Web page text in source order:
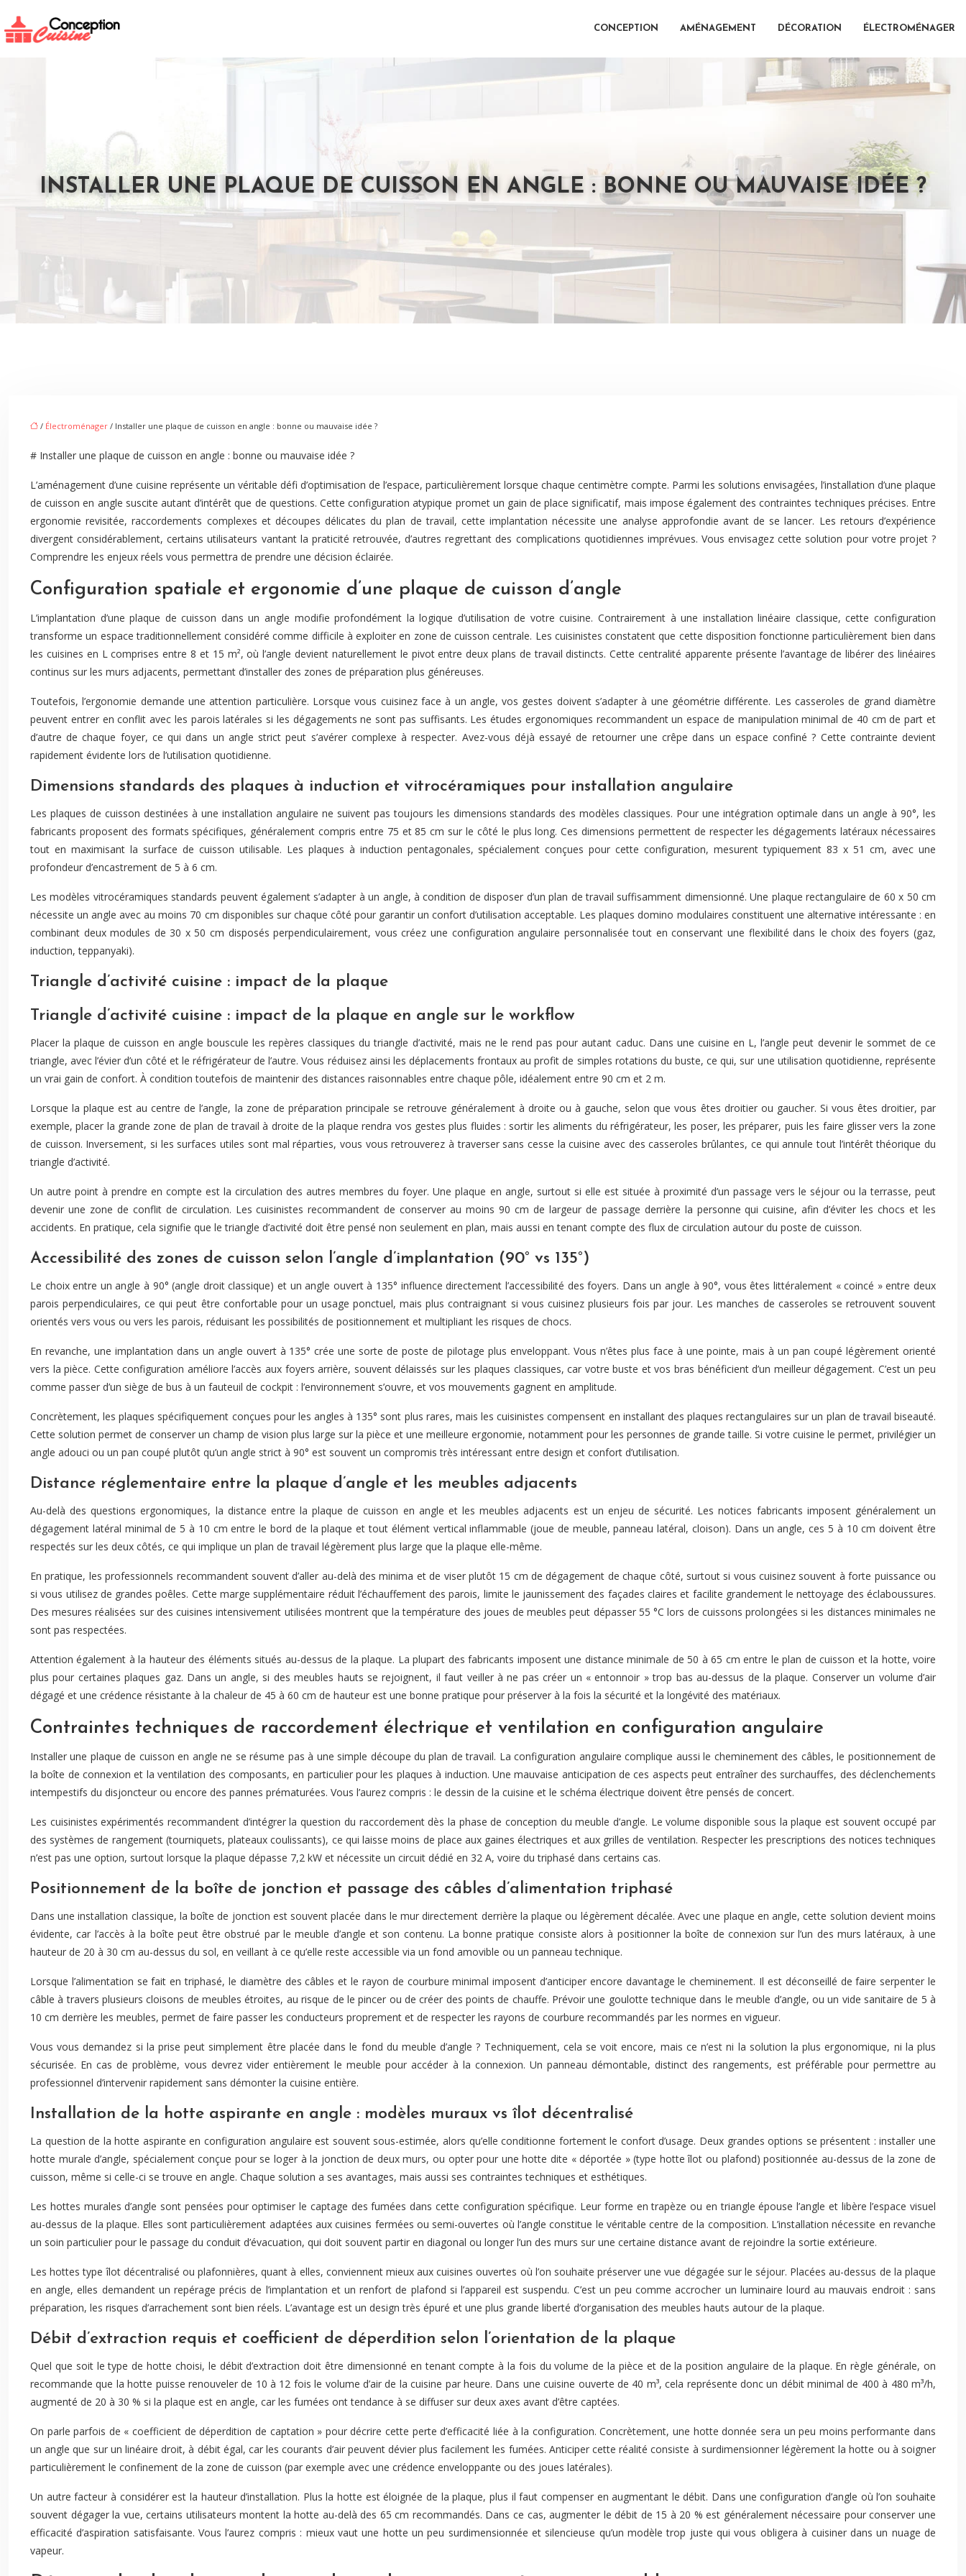
CONCEPTION AMÉNAGEMENT DÉCORATION ÉLECTROMÉNAGER
INSTALLER UNE PLAQUE DE CUISSON EN ANGLE : BONNE OU MAUVAISE IDÉE ?
/ Électroménager / Installer une plaque de cuisson en angle : bonne ou mauvaise idée ?
# Installer une plaque de cuisson en angle : bonne ou mauvaise idée ?
L’aménagement d’une cuisine représente un véritable défi d’optimisation de l’espace, particulièrement lorsque chaque centimètre compte. Parmi les solutions envisagées, l’installation d’une plaque
de cuisson en angle suscite autant d’intérêt que de questions. Cette configuration atypique promet un gain de place significatif, mais impose également des contraintes techniques précises. Entre
ergonomie revisitée, raccordements complexes et découpes délicates du plan de travail, cette implantation nécessite une analyse approfondie avant de se lancer. Les retours d’expérience
divergent considérablement, certains utilisateurs vantant la praticité retrouvée, d’autres regrettant des complications quotidiennes imprévues. Vous envisagez cette solution pour votre projet ?
Comprendre les enjeux réels vous permettra de prendre une décision éclairée.
Configuration spatiale et ergonomie d’une plaque de cuisson d’angle
L’implantation d’une plaque de cuisson dans un angle modifie profondément la logique d’utilisation de votre cuisine. Contrairement à une installation linéaire classique, cette configuration
transforme un espace traditionnellement considéré comme difficile à exploiter en zone de cuisson centrale. Les cuisinistes constatent que cette disposition fonctionne particulièrement bien dans
les cuisines en L comprises entre 8 et 15 m², où l’angle devient naturellement le pivot entre deux plans de travail distincts. Cette centralité apparente présente l’avantage de libérer des linéaires
continus sur les murs adjacents, permettant d’installer des zones de préparation plus généreuses.
Toutefois, l’ergonomie demande une attention particulière. Lorsque vous cuisinez face à un angle, vos gestes doivent s’adapter à une géométrie différente. Les casseroles de grand diamètre
peuvent entrer en conflit avec les parois latérales si les dégagements ne sont pas suffisants. Les études ergonomiques recommandent un espace de manipulation minimal de 40 cm de part et
d’autre de chaque foyer, ce qui dans un angle strict peut s’avérer complexe à respecter. Avez-vous déjà essayé de retourner une crêpe dans un espace confiné ? Cette contrainte devient
rapidement évidente lors de l’utilisation quotidienne.
Dimensions standards des plaques à induction et vitrocéramiques pour installation angulaire
Les plaques de cuisson destinées à une installation angulaire ne suivent pas toujours les dimensions standards des modèles classiques. Pour une intégration optimale dans un angle à 90°, les
fabricants proposent des formats spécifiques, généralement compris entre 75 et 85 cm sur le côté le plus long. Ces dimensions permettent de respecter les dégagements latéraux nécessaires
tout en maximisant la surface de cuisson utilisable. Les plaques à induction pentagonales, spécialement conçues pour cette configuration, mesurent typiquement 83 x 51 cm, avec une
profondeur d’encastrement de 5 à 6 cm.
Les modèles vitrocéramiques standards peuvent également s’adapter à un angle, à condition de disposer d’un plan de travail suffisamment dimensionné. Une plaque rectangulaire de 60 x 50 cm
nécessite un angle avec au moins 70 cm disponibles sur chaque côté pour garantir un confort d’utilisation acceptable. Les plaques domino modulaires constituent une alternative intéressante : en
combinant deux modules de 30 x 50 cm disposés perpendiculairement, vous créez une configuration angulaire personnalisée tout en conservant une flexibilité dans le choix des foyers (gaz,
induction, teppanyaki).
Triangle d’activité cuisine : impact de la plaque
Triangle d’activité cuisine : impact de la plaque en angle sur le workflow
Placer la plaque de cuisson en angle bouscule les repères classiques du triangle d’activité, mais ne le rend pas pour autant caduc. Dans une cuisine en L, l’angle peut devenir le sommet de ce
triangle, avec l’évier d’un côté et le réfrigérateur de l’autre. Vous réduisez ainsi les déplacements frontaux au profit de simples rotations du buste, ce qui, sur une utilisation quotidienne, représente
un vrai gain de confort. À condition toutefois de maintenir des distances raisonnables entre chaque pôle, idéalement entre 90 cm et 2 m.
Lorsque la plaque est au centre de l’angle, la zone de préparation principale se retrouve généralement à droite ou à gauche, selon que vous êtes droitier ou gaucher. Si vous êtes droitier, par
exemple, placer la grande zone de plan de travail à droite de la plaque rendra vos gestes plus fluides : sortir les aliments du réfrigérateur, les poser, les préparer, puis les faire glisser vers la zone
de cuisson. Inversement, si les surfaces utiles sont mal réparties, vous vous retrouverez à traverser sans cesse la cuisine avec des casseroles brûlantes, ce qui annule tout l’intérêt théorique du
triangle d’activité.
Un autre point à prendre en compte est la circulation des autres membres du foyer. Une plaque en angle, surtout si elle est située à proximité d’un passage vers le séjour ou la terrasse, peut
devenir une zone de conflit de circulation. Les cuisinistes recommandent de conserver au moins 90 cm de largeur de passage derrière la personne qui cuisine, afin d’éviter les chocs et les
accidents. En pratique, cela signifie que le triangle d’activité doit être pensé non seulement en plan, mais aussi en tenant compte des flux de circulation autour du poste de cuisson.
Accessibilité des zones de cuisson selon l’angle d’implantation (90° vs 135°)
Le choix entre un angle à 90° (angle droit classique) et un angle ouvert à 135° influence directement l’accessibilité des foyers. Dans un angle à 90°, vous êtes littéralement « coincé » entre deux
parois perpendiculaires, ce qui peut être confortable pour un usage ponctuel, mais plus contraignant si vous cuisinez plusieurs fois par jour. Les manches de casseroles se retrouvent souvent
orientés vers vous ou vers les parois, réduisant les possibilités de positionnement et multipliant les risques de chocs.
En revanche, une implantation dans un angle ouvert à 135° crée une sorte de poste de pilotage plus enveloppant. Vous n’êtes plus face à une pointe, mais à un pan coupé légèrement orienté
vers la pièce. Cette configuration améliore l’accès aux foyers arrière, souvent délaissés sur les plaques classiques, car votre buste et vos bras bénéficient d’un meilleur dégagement. C’est un peu
comme passer d’un siège de bus à un fauteuil de cockpit : l’environnement s’ouvre, et vos mouvements gagnent en amplitude.
Concrètement, les plaques spécifiquement conçues pour les angles à 135° sont plus rares, mais les cuisinistes compensent en installant des plaques rectangulaires sur un plan de travail biseauté.
Cette solution permet de conserver un champ de vision plus large sur la pièce et une meilleure ergonomie, notamment pour les personnes de grande taille. Si votre cuisine le permet, privilégier un
angle adouci ou un pan coupé plutôt qu’un angle strict à 90° est souvent un compromis très intéressant entre design et confort d’utilisation.
Distance réglementaire entre la plaque d’angle et les meubles adjacents
Au-delà des questions ergonomiques, la distance entre la plaque de cuisson en angle et les meubles adjacents est un enjeu de sécurité. Les notices fabricants imposent généralement un
dégagement latéral minimal de 5 à 10 cm entre le bord de la plaque et tout élément vertical inflammable (joue de meuble, panneau latéral, cloison). Dans un angle, ces 5 à 10 cm doivent être
respectés sur les deux côtés, ce qui implique un plan de travail légèrement plus large que la plaque elle-même.
En pratique, les professionnels recommandent souvent d’aller au-delà des minima et de viser plutôt 15 cm de dégagement de chaque côté, surtout si vous cuisinez souvent à forte puissance ou
si vous utilisez de grandes poêles. Cette marge supplémentaire réduit l’échauffement des parois, limite le jaunissement des façades claires et facilite grandement le nettoyage des éclaboussures.
Des mesures réalisées sur des cuisines intensivement utilisées montrent que la température des joues de meubles peut dépasser 55 °C lors de cuissons prolongées si les distances minimales ne
sont pas respectées.
Attention également à la hauteur des éléments situés au-dessus de la plaque. La plupart des fabricants imposent une distance minimale de 50 à 65 cm entre le plan de cuisson et la hotte, voire
plus pour certaines plaques gaz. Dans un angle, si des meubles hauts se rejoignent, il faut veiller à ne pas créer un « entonnoir » trop bas au-dessus de la plaque. Conserver un volume d’air
dégagé et une crédence résistante à la chaleur de 45 à 60 cm de hauteur est une bonne pratique pour préserver à la fois la sécurité et la longévité des matériaux.
Contraintes techniques de raccordement électrique et ventilation en configuration angulaire
Installer une plaque de cuisson en angle ne se résume pas à une simple découpe du plan de travail. La configuration angulaire complique aussi le cheminement des câbles, le positionnement de
la boîte de connexion et la ventilation des composants, en particulier pour les plaques à induction. Une mauvaise anticipation de ces aspects peut entraîner des surchauffes, des déclenchements
intempestifs du disjoncteur ou encore des pannes prématurées. Vous l’aurez compris : le dessin de la cuisine et le schéma électrique doivent être pensés de concert.
Les cuisinistes expérimentés recommandent d’intégrer la question du raccordement dès la phase de conception du meuble d’angle. Le volume disponible sous la plaque est souvent occupé par
des systèmes de rangement (tourniquets, plateaux coulissants), ce qui laisse moins de place aux gaines électriques et aux grilles de ventilation. Respecter les prescriptions des notices techniques
n’est pas une option, surtout lorsque la plaque dépasse 7,2 kW et nécessite un circuit dédié en 32 A, voire du triphasé dans certains cas.
Positionnement de la boîte de jonction et passage des câbles d’alimentation triphasé
Dans une installation classique, la boîte de jonction est souvent placée dans le mur directement derrière la plaque ou légèrement décalée. Avec une plaque en angle, cette solution devient moins
évidente, car l’accès à la boîte peut être obstrué par le meuble d’angle et son contenu. La bonne pratique consiste alors à positionner la boîte de connexion sur l’un des murs latéraux, à une
hauteur de 20 à 30 cm au-dessus du sol, en veillant à ce qu’elle reste accessible via un fond amovible ou un panneau technique.
Lorsque l’alimentation se fait en triphasé, le diamètre des câbles et le rayon de courbure minimal imposent d’anticiper encore davantage le cheminement. Il est déconseillé de faire serpenter le
câble à travers plusieurs cloisons de meubles étroites, au risque de le pincer ou de créer des points de chauffe. Prévoir une goulotte technique dans le meuble d’angle, ou un vide sanitaire de 5 à
10 cm derrière les meubles, permet de faire passer les conducteurs proprement et de respecter les rayons de courbure recommandés par les normes en vigueur.
Vous vous demandez si la prise peut simplement être placée dans le fond du meuble d’angle ? Techniquement, cela se voit encore, mais ce n’est ni la solution la plus ergonomique, ni la plus
sécurisée. En cas de problème, vous devrez vider entièrement le meuble pour accéder à la connexion. Un panneau démontable, distinct des rangements, est préférable pour permettre au
professionnel d’intervenir rapidement sans démonter la cuisine entière.
Installation de la hotte aspirante en angle : modèles muraux vs îlot décentralisé
La question de la hotte aspirante en configuration angulaire est souvent sous-estimée, alors qu’elle conditionne fortement le confort d’usage. Deux grandes options se présentent : installer une
hotte murale d’angle, spécialement conçue pour se loger à la jonction de deux murs, ou opter pour une hotte dite « déportée » (type hotte îlot ou plafond) positionnée au-dessus de la zone de
cuisson, même si celle-ci se trouve en angle. Chaque solution a ses avantages, mais aussi ses contraintes techniques et esthétiques.
Les hottes murales d’angle sont pensées pour optimiser le captage des fumées dans cette configuration spécifique. Leur forme en trapèze ou en triangle épouse l’angle et libère l’espace visuel
au-dessus de la plaque. Elles sont particulièrement adaptées aux cuisines fermées ou semi-ouvertes où l’angle constitue le véritable centre de la composition. L’installation nécessite en revanche
un soin particulier pour le passage du conduit d’évacuation, qui doit souvent partir en diagonal ou longer l’un des murs sur une certaine distance avant de rejoindre la sortie extérieure.
Les hottes type îlot décentralisé ou plafonnières, quant à elles, conviennent mieux aux cuisines ouvertes où l’on souhaite préserver une vue dégagée sur le séjour. Placées au-dessus de la plaque
en angle, elles demandent un repérage précis de l’implantation et un renfort de plafond si l’appareil est suspendu. C’est un peu comme accrocher un luminaire lourd au mauvais endroit : sans
préparation, les risques d’arrachement sont bien réels. L’avantage est un design très épuré et une plus grande liberté d’organisation des meubles hauts autour de la plaque.
Débit d’extraction requis et coefficient de déperdition selon l’orientation de la plaque
Quel que soit le type de hotte choisi, le débit d’extraction doit être dimensionné en tenant compte à la fois du volume de la pièce et de la position angulaire de la plaque. En règle générale, on
recommande que la hotte puisse renouveler de 10 à 12 fois le volume d’air de la cuisine par heure. Dans une cuisine ouverte de 40 m³, cela représente donc un débit minimal de 400 à 480 m³/h,
augmenté de 20 à 30 % si la plaque est en angle, car les fumées ont tendance à se diffuser sur deux axes avant d’être captées.
On parle parfois de « coefficient de déperdition de captation » pour décrire cette perte d’efficacité liée à la configuration. Concrètement, une hotte donnée sera un peu moins performante dans
un angle que sur un linéaire droit, à débit égal, car les courants d’air peuvent dévier plus facilement les fumées. Anticiper cette réalité consiste à surdimensionner légèrement la hotte ou à soigner
particulièrement le confinement de la zone de cuisson (par exemple avec une crédence enveloppante ou des joues latérales).
Un autre facteur à considérer est la hauteur d’installation. Plus la hotte est éloignée de la plaque, plus il faut compenser en augmentant le débit. Dans une configuration d’angle où l’on souhaite
souvent dégager la vue, certains utilisateurs montent la hotte au-delà des 65 cm recommandés. Dans ce cas, augmenter le débit de 15 à 20 % est généralement nécessaire pour conserver une
efficacité d’aspiration satisfaisante. Vous l’aurez compris : mieux vaut une hotte un peu surdimensionnée et silencieuse qu’un modèle trop juste qui vous obligera à cuisiner dans un nuage de
vapeur.